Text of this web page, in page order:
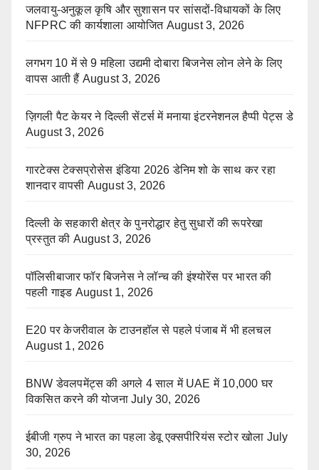
जलवायु-अनुकूल कृषि और सुशासन पर सांसदों-विधायकों के लिए
NFPRC की कार्यशाला आयोजित August 3, 2026
लगभग 10 में से 9 महिला उद्यमी दोबारा बिजनेस लोन लेने के लिए
वापस आती हैं August 3, 2026
ज़िगली पैट केयर ने दिल्ली सेंटर्स में मनाया इंटरनेशनल हैप्पी पेट्स डे
August 3, 2026
गारटेक्स टेक्सप्रोसेस इंडिया 2026 डेनिम शो के साथ कर रहा
शानदार वापसी August 3, 2026
दिल्ली के सहकारी क्षेत्र के पुनरोद्धार हेतु सुधारों की रूपरेखा
प्रस्तुत की August 3, 2026
पॉलिसीबाजार फॉर बिजनेस ने लॉन्च की इंश्योरेंस पर भारत की
पहली गाइड August 1, 2026
E20 पर केजरीवाल के टाउनहॉल से पहले पंजाब में भी हलचल
August 1, 2026
BNW डेवलपमेंट्स की अगले 4 साल में UAE में 10,000 घर
विकसित करने की योजना July 30, 2026
ईबीजी ग्रुप ने भारत का पहला डेवू एक्सपीरियंस स्टोर खोला July
30, 2026